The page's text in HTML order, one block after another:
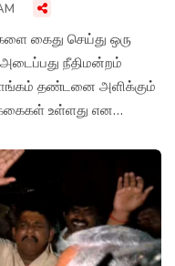
கைது செய்து ஒரு
நீதிமன்றம்
தண்டனை அளிக்கும்
உள்ளது என